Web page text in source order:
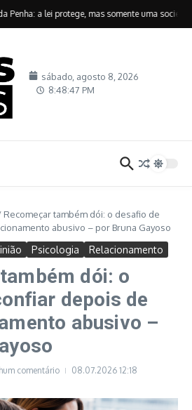
a lei protege, mas somente uma
sábado, agosto 8, 2026
8:48:48 PM
Recomeçar também dói: o desafio de
abusivo – por Bruna Gayoso
Psicologia Relacionamento
dói: o
depois de
abusivo –
comentário 08.07.2026 12:18